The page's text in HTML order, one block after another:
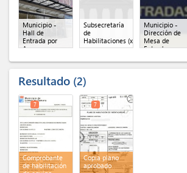
Municipio -
Hall de
Entrada por
Azara
Subsecretaría
de
Habilitaciones(x 2)
Municipio -
Dirección de
Mesa de
Entradas
Resultado 2
Comprobante
de habilitación
7
Copia plano
aprobado
7